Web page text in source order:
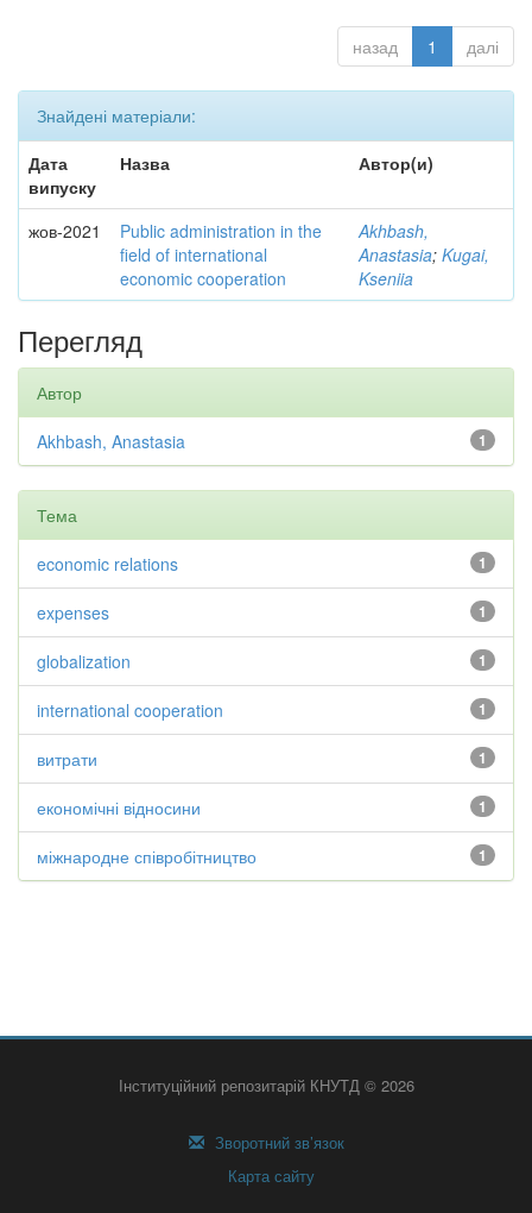
назад 1 далі
Знайдені матеріали:
Дата
випуску
Назва Автор(и)
жов-2021
Public administration in the
field of international
economic cooperation
Akhbash,
Anastasia; Kugai,
Kseniia
Перегляд
Автор
1
Akhbash, Anastasia
Тема
1
economic relations
1
expenses
1
globalization
1
international cooperation
1
витрати
1
економічні відносини
1
міжнародне співробітництво
Інституційний репозитарій КНУТД © 2026
Зворотний зв’язок
Карта сайту